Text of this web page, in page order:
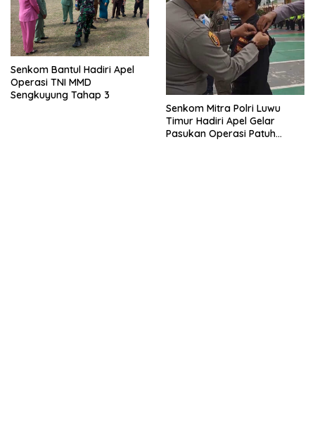
Senkom Bantul Hadiri Apel
Operasi TNI MMD
Sengkuyung Tahap 3
Senkom Mitra Polri Luwu
Timur Hadiri Apel Gelar
Pasukan Operasi Patuh